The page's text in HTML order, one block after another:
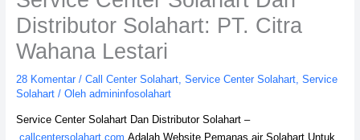
Distributor Solahart: PT. Citra
Wahana Lestari
28 Komentar / Call Center Solahart, Service Center Solahart, Service
Solahart/ Oleh admininfosolahart
Service Center Solahart Dan Distributor Solahart –
callcentersolahart.com Adalah Website Pemanas air Solahart Untuk